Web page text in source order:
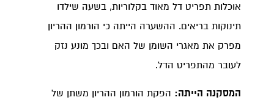
אוכלות תפריט דל מאוד בקלוריות, בשעה שילדו
תינוקות בריאים. ההשערה הייתה כי הורמון ההריון
מפרק את מאגרי השומן של האם ובכך מונע נזק
לעובר מהתפריט הדל.
המסקנה הייתה: הפקת הורמון ההריון משתן של